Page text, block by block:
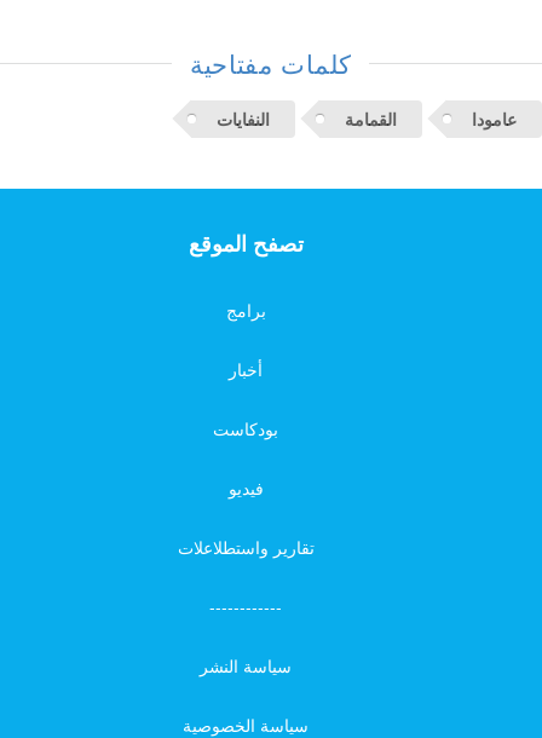
كلمات مفتاحية
النفايات القمامة عامودا
تصفح الموقع
برامج
أخبار
بودكاست
فيديو
تقارير واستطلاعلات
------------
سياسة النشر
سياسة الخصوصية